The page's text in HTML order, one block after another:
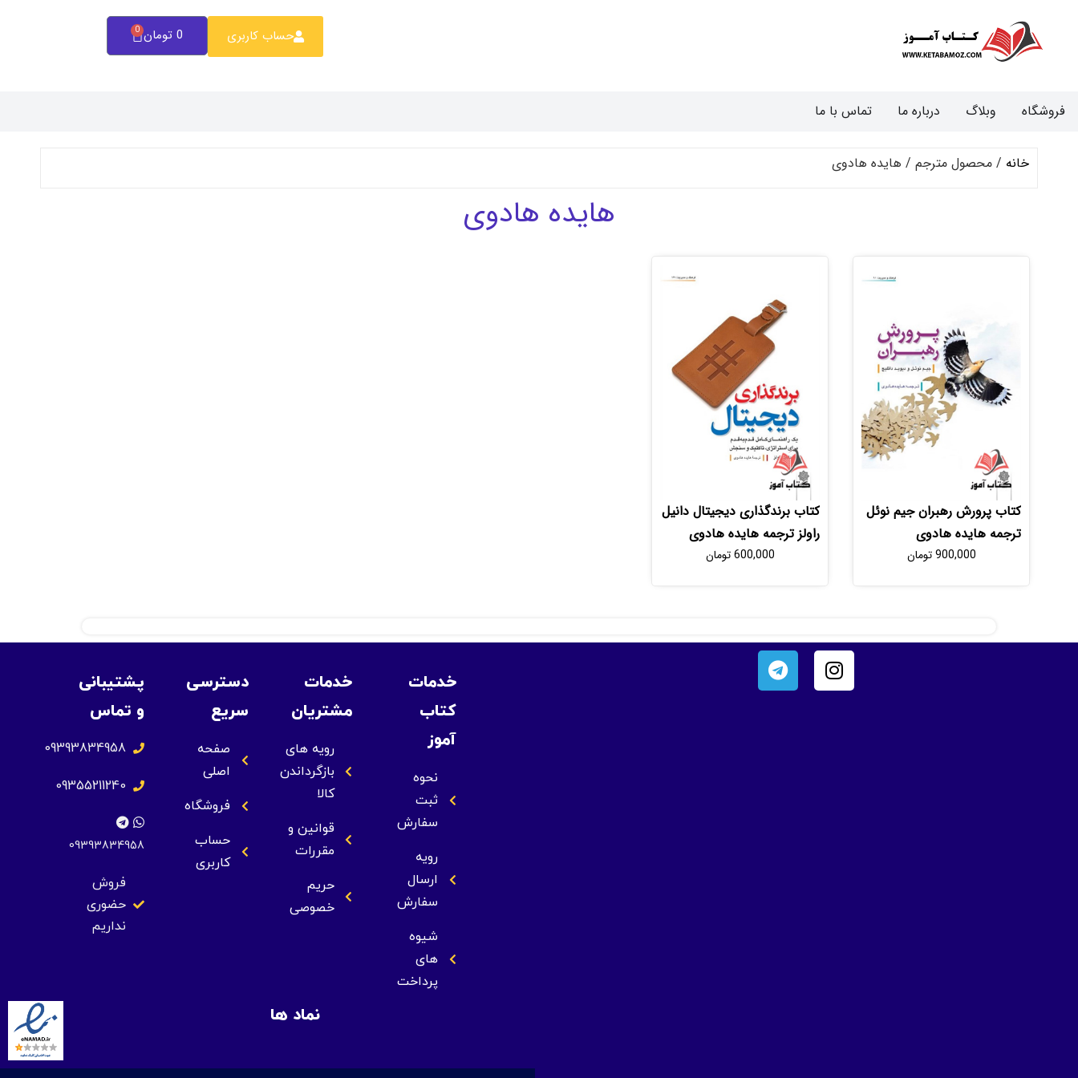
حساب کاربری 0 تومان 0
فروشگاه وبلاگ درباره ما تماس با ما
خانه / محصول مترجم / هایده هادوی
هایده هادوی
کتاب پرورش رهبران جیم نوئل
ترجمه هایده هادوی
900,000 تومان
کتاب برندگذاری دیجیتال دانیل
راولز ترجمه هایده هادوی
600,000تومان
خدمات
کتاب
آموز
نحوه
ثبت
سفارش
رویه
ارسال
سفارش
شیوه
های
پرداخت
خدمات
مشتریان
رویه های
بازگرداندن
کالا
قوانین و
مقررات
حریم
خصوصی
دسترسی
سریع
صفحه
اصلی
فروشگاه
حساب
کاربری
پشتیبانی
و تماس
09393834958
09355211240
09393834958
فروش
حضوری
نداریم
نماد ها